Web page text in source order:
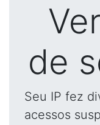
de
Seu IP fez
acessos